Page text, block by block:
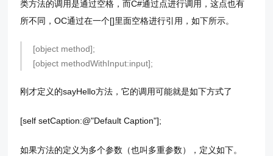
类方法的调用是通过空格，而C#通过点进行调用，这点也有
所不同，OC通过在一个[]里面空格进行引用，如下所示。
[object method];
[object methodWithInput:input];
刚才定义的sayHello方法，它的调用可能就是如下方式了
[self setCaption:@"Default Caption"];
如果方法的定义为多个参数（也叫多重参数），定义如下。